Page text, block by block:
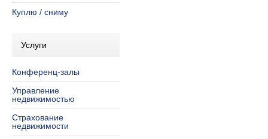
Куплю / сниму
Услуги
Конференц-залы
Управление
недвижимостью
Страхование
недвижимости